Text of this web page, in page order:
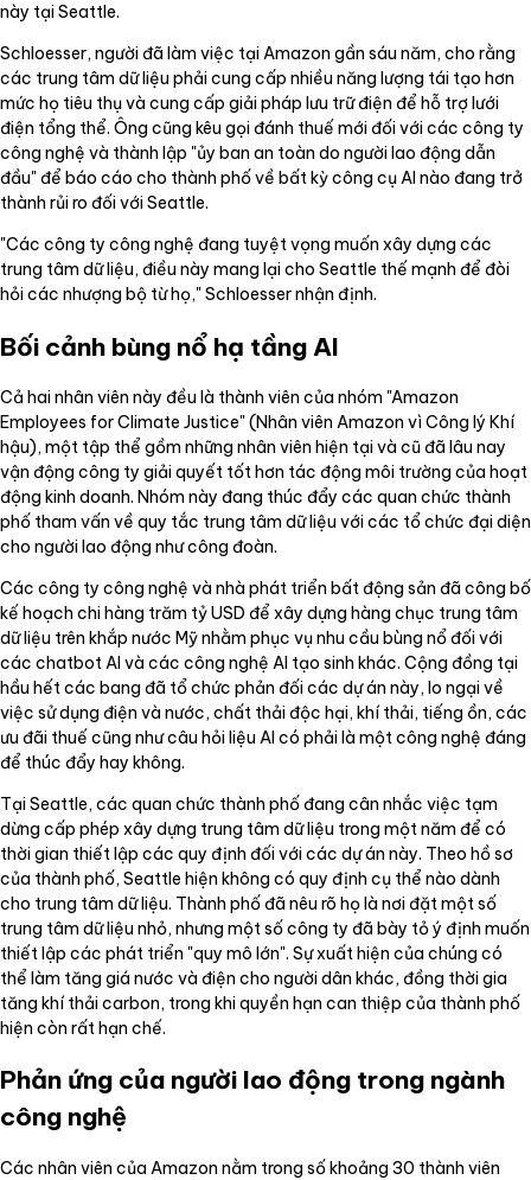
này tại Seattle.
Schloesser, người đã làm việc tại Amazon gần sáu năm, cho rằng
các trung tâm dữ liệu phải cung cấp nhiều năng lượng tái tạo hơn
mức họ tiêu thụ và cung cấp giải pháp lưu trữ điện để hỗ trợ lưới
điện tổng thể. Ông cũng kêu gọi đánh thuế mới đối với các công ty
công nghệ và thành lập "ủy ban an toàn do người lao động dẫn
đầu" để báo cáo cho thành phố về bất kỳ công cụ AI nào đang trở
thành rủi ro đối với Seattle.
"Các công ty công nghệ đang tuyệt vọng muốn xây dựng các
trung tâm dữ liệu, điều này mang lại cho Seattle thế mạnh để đòi
hỏi các nhượng bộ từ họ," Schloesser nhận định.
Bối cảnh bùng nổ hạ tầng AI
Cả hai nhân viên này đều là thành viên của nhóm "Amazon
Employees for Climate Justice" (Nhân viên Amazon vì Công lý Khí
hậu), một tập thể gồm những nhân viên hiện tại và cũ đã lâu nay
vận động công ty giải quyết tốt hơn tác động môi trường của hoạt
động kinh doanh. Nhóm này đang thúc đẩy các quan chức thành
phố tham vấn về quy tắc trung tâm dữ liệu với các tổ chức đại diện
cho người lao động như công đoàn.
Các công ty công nghệ và nhà phát triển bất động sản đã công bố
kế hoạch chi hàng trăm tỷ USD để xây dựng hàng chục trung tâm
dữ liệu trên khắp nước Mỹ nhằm phục vụ nhu cầu bùng nổ đối với
các chatbot AI và các công nghệ AI tạo sinh khác. Cộng đồng tại
hầu hết các bang đã tổ chức phản đối các dự án này, lo ngại về
việc sử dụng điện và nước, chất thải độc hại, khí thải, tiếng ồn, các
ưu đãi thuế cũng như câu hỏi liệu AI có phải là một công nghệ đáng
để thúc đẩy hay không.
Tại Seattle, các quan chức thành phố đang cân nhắc việc tạm
dừng cấp phép xây dựng trung tâm dữ liệu trong một năm để có
thời gian thiết lập các quy định đối với các dự án này. Theo hồ sơ
của thành phố, Seattle hiện không có quy định cụ thể nào dành
cho trung tâm dữ liệu. Thành phố đã nêu rõ họ là nơi đặt một số
trung tâm dữ liệu nhỏ, nhưng một số công ty đã bày tỏ ý định muốn
thiết lập các phát triển "quy mô lớn". Sự xuất hiện của chúng có
thể làm tăng giá nước và điện cho người dân khác, đồng thời gia
tăng khí thải carbon, trong khi quyền hạn can thiệp của thành phố
hiện còn rất hạn chế.
Phản ứng của người lao động trong ngành
công nghệ
Các nhân viên của Amazon nằm trong số khoảng 30 thành viên